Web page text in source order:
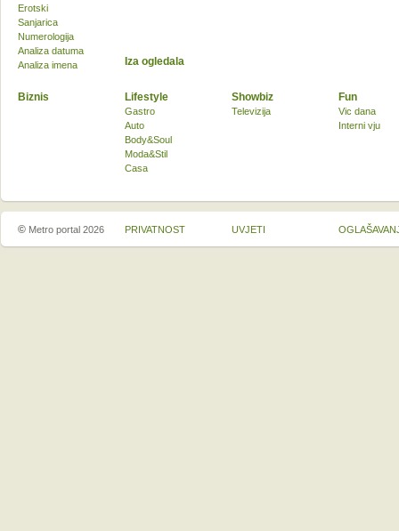
Biznis Lifestyle
Gastro
Auto
Body&Soul
Moda&Stil
Casa
Showbiz
Televizija
Fun
Vic dana
Interni vju
Erotski
Sanjarica
Numerologija
Analiza datuma
Analiza imena
Iza ogledala
© Metro portal 2026 PRIVATNOST UVJETI